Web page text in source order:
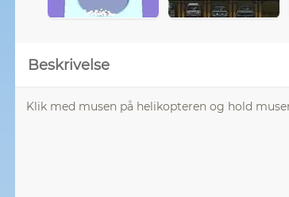
Beskrivelse
Klik med musen på helikopteren og hold